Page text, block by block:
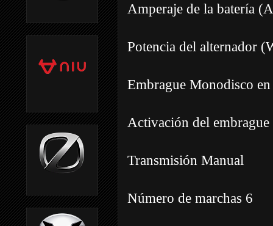
Amperaje de la batería
Potencia del alternador
Embrague Monodisco en
Activación del embrague
Transmisión Manual
Número de marchas 6